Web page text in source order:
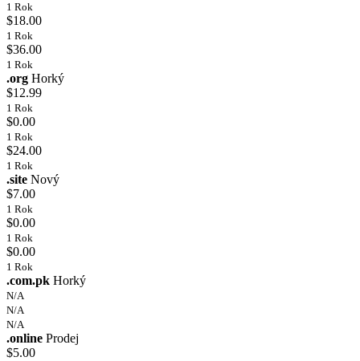
1 Rok
$18.00
1 Rok
$36.00
1 Rok
.org Horký
$12.99
1 Rok
$0.00
1 Rok
$24.00
1 Rok
.site Nový
$7.00
1 Rok
$0.00
1 Rok
$0.00
1 Rok
.com.pk Horký
N/A
N/A
N/A
.online Prodej
$5.00